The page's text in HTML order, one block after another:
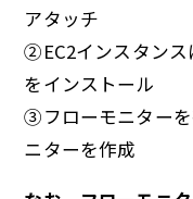
アタッチ
②EC2インスタンス
をインストール
③フローモニター
ニターを作成